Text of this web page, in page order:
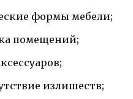
формы мебели;
помещений;
излишеств;